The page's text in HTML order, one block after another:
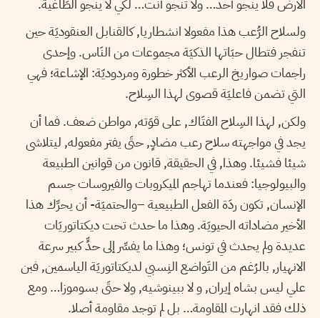
ولسلاح الرُّعب هذا مفعولا انشطاريا, كالقنابل العنقوديَة حين
تنفجر فتطال حبَاتها الذكيَة مجموعات من النَاس. وإحدى
راجمات صواريخ الرعب الأكثر خطورة ومردوديّة: الإشاعة؛ فهي
التي تضمن فاعليَة قصوى لهذا السِلاح.
ولكن, لهذا السِلاح الفتَاك, على قوَته, مواطن ضعف. فما أن
يجد في مواجهته سلاح رعب مضادٍ, حتَى يفتر مفعوله, ليتلاشى
شيئا فشيئا. وهذا, في الحقيقة, قانون من قوانين الطبيعة
والبيولوجيا: فعندما تهاجم الميكروبات والفيروسات جسم
الإنسان, تكون ردَة الفعل الطبيعية –والحتميَة- أن يحرِّك هذا
الأخير مضاداته الحيويَة. وهذا ما حدث تحت ديكتاتوريَات
عديدة ولم يحدث في تونس؛ وهذا ما يفسِّر إلى حدٍّ كبير سرعة
الانهيار, بالرُغم من التَواضع النِسبي لديكتاتوريَة الياسمين, فبن
علي ليس بشاه إيران, و لا ببينوشيه, ولا حتَى بسوموزا… ومع
ذلك فقد انهارت المقاومة… بل لم توجد مقاومة أصلا.